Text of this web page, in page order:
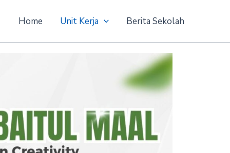
Home Unit Kerja Berita Sekolah